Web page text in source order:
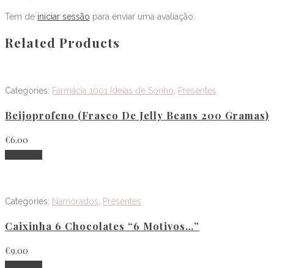
Tem de iniciar sessão para enviar uma avaliação.
Related Products
Categories: Farmácia 1001 Ideias de Sonho Presentes
Beijoprofeno (frasco De Jelly Beans 200 Gramas)
€6.00
Categories: Namorados Presentes
Caixinha 6 Chocolates “6 Motivos…”
€9.00